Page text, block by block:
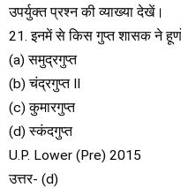
उपर्युक्त प्रश्न की व्याख्या देखें।
21. इनमें से किस गुप्त शासक ने
(a) समुद्रगुप्त
(b) चंद्रगुप्त II
(c) कुमारगुप्त
(d) स्कंदगुप्त
U.P. Lower (Pre) 2015
उत्तर- (d)